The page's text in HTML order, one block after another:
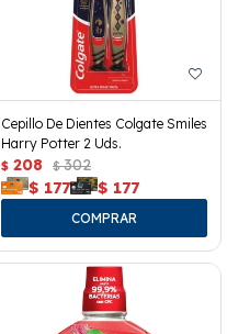
Cepillo De Dientes Colgate Smiles
Harry Potter 2 Uds.
$ 208 $ 302
$ 177 $ 177